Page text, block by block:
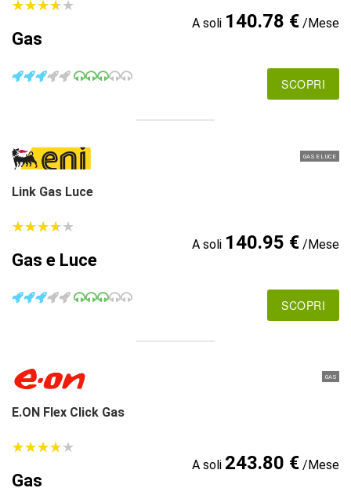
★★★★★
★★★★★
Gas
A soli 140.78 €/Mese
SCOPRI
GAS E LUCE
Link Gas Luce
★★★★★
★★★★★
Gas e Luce
A soli 140.95 €/Mese
SCOPRI
GAS
E.ON Flex Click Gas
★★★★★
★★★★★
Gas
A soli 243.80 €/Mese